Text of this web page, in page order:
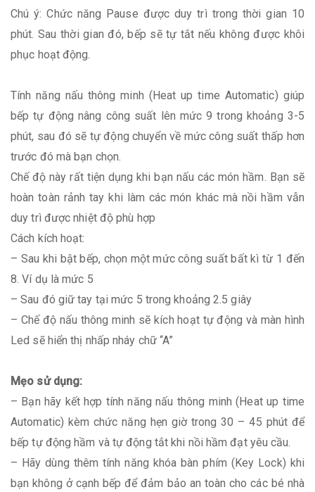
Chú ý: Chức năng Pause được duy trì trong thời gian 10
phút. Sau thời gian đó, bếp sẽ tự tắt nếu không được khôi
phục hoạt động.
Tính năng nấu thông minh (Heat up time Automatic) giúp
bếp tự động nâng công suất lên mức 9 trong khoảng 3-5
phút, sau đó sẽ tự động chuyển về mức công suất thấp hơn
trước đó mà bạn chọn.
Chế độ này rất tiện dụng khi bạn nấu các món hầm. Bạn sẽ
hoàn toàn rảnh tay khi làm các món khác mà nồi hầm vẫn
duy trì được nhiệt độ phù hợp
Cách kích hoạt:
– Sau khi bật bếp, chọn một mức công suất bất kì từ 1 đến
8. Ví dụ là mức 5
– Sau đó giữ tay tại mức 5 trong khoảng 2.5 giây
– Chế độ nấu thông minh sẽ kích hoạt tự động và màn hình
Led sẽ hiển thị nhấp nháy chữ “A”
Mẹo sử dụng:
– Bạn hãy kết hợp tính năng nấu thông minh (Heat up time
Automatic) kèm chức năng hẹn giờ trong 30 – 45 phút để
bếp tự động hầm và tự động tắt khi nồi hầm đạt yêu cầu.
– Hãy dùng thêm tính năng khóa bàn phím (Key Lock) khi
bạn không ở cạnh bếp để đảm bảo an toàn cho các bé nhà